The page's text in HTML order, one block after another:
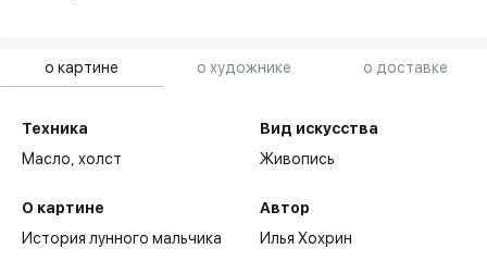
о картине о художнике о доставке
Техника
Масло,холст
О картине
История лунного мальчика
Вид искусства
Живопись
Автор
Илья Хохрин